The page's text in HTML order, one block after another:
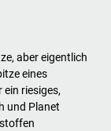
aber eigentlich
eines
ein riesiges,
und Planet